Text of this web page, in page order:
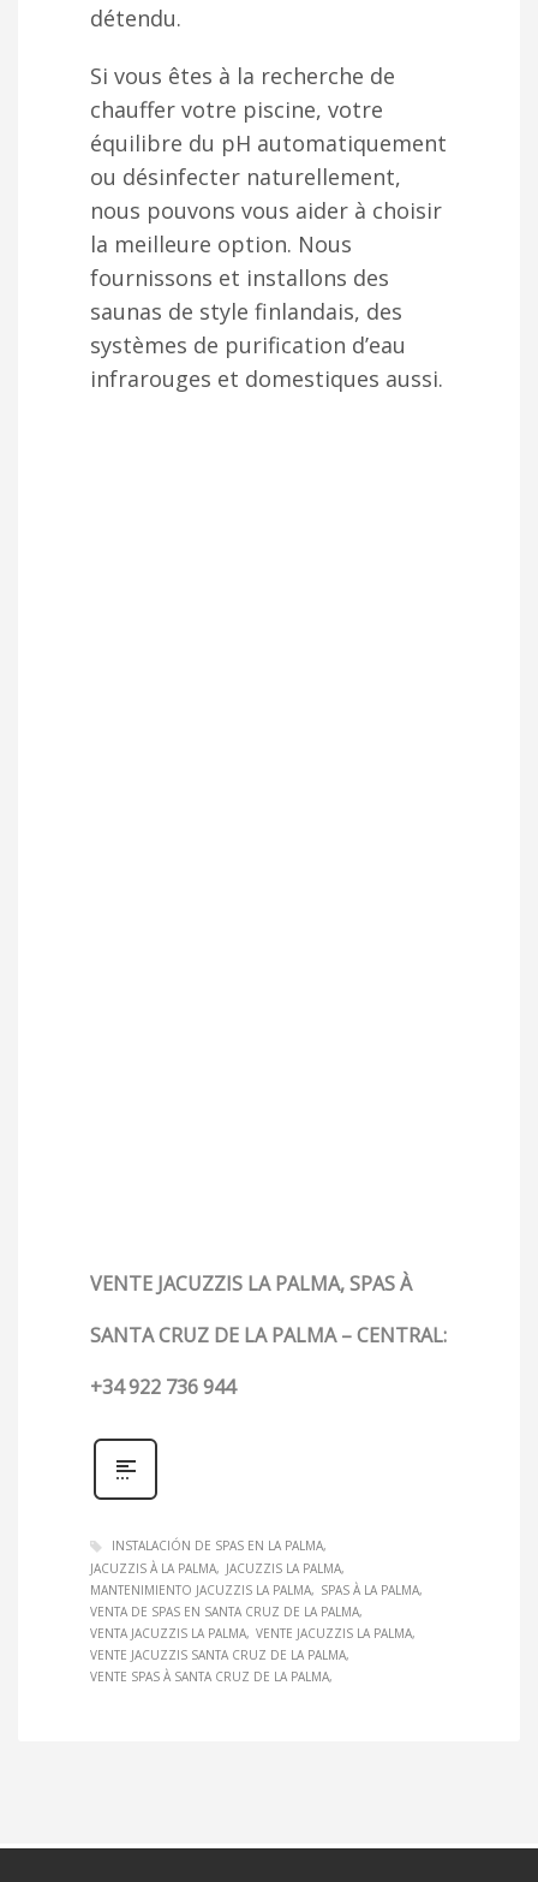
détendu.
Si vous êtes à la recherche de
chauffer votre piscine, votre
équilibre du pH automatiquement
ou désinfecter naturellement,
nous pouvons vous aider à choisir
la meilleure option. Nous
fournissons et installons des
saunas de style finlandais, des
systèmes de purification d’eau
infrarouges et domestiques aussi.
VENTE JACUZZIS LA PALMA, SPAS À
SANTA CRUZ DE LA PALMA – CENTRAL:
+34 922 736 944
INSTALACIÓN DE SPAS EN LA PALMA
JACUZZIS À LA PALMA
JACUZZIS LA PALMA
MANTENIMIENTO JACUZZIS LA PALMA
SPAS À LA PALMA
VENTA DE SPAS EN SANTA CRUZ DE LA PALMA
VENTA JACUZZIS LA PALMA VENTE JACUZZIS LA PALMA
VENTE JACUZZIS SANTA CRUZ DE LA PALMA
VENTE SPAS À SANTA CRUZ DE LA PALMA